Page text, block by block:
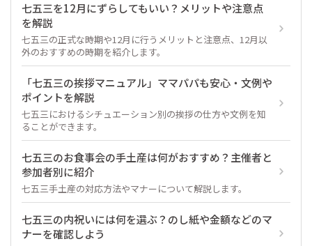
七五三を12月にずらしてもいい？メリットや注意点
を解説
七五三の正式な時期や12月に行うメリットと注意点、12月以
外のおすすめの時期を紹介します。
「七五三の挨拶マニュアル」ママパパも安心・文例や
ポイントを解説
七五三におけるシチュエーション別の挨拶の仕方や文例を知
ることができます。
七五三のお食事会の手土産は何がおすすめ？主催者と
参加者別に紹介
七五三手土産の対応方法やマナーについて解説します。
七五三の内祝いには何を選ぶ？のし紙や金額などのマ
ナーを確認しよう